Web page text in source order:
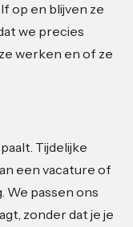
op en blijven ze
we precies
werken en of ze
Tijdelijke
een vacature of
We passen ons
zonder dat je je